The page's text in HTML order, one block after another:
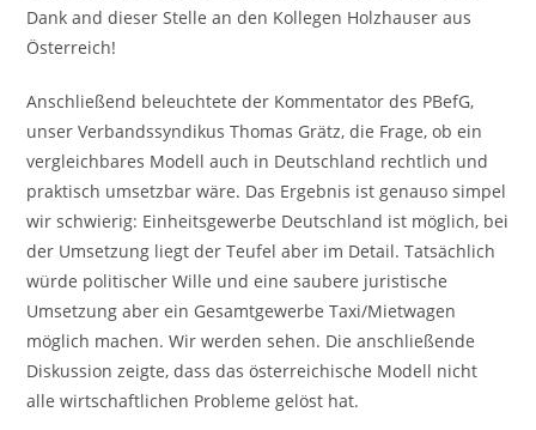
Dank and dieser Stelle an den Kollegen Holzhauser aus
Österreich!
Anschließend beleuchtete der Kommentator des PBefG,
unser Verbandssyndikus Thomas Grätz, die Frage, ob ein
vergleichbares Modell auch in Deutschland rechtlich und
praktisch umsetzbar wäre. Das Ergebnis ist genauso simpel
wir schwierig: Einheitsgewerbe Deutschland ist möglich, bei
der Umsetzung liegt der Teufel aber im Detail. Tatsächlich
würde politischer Wille und eine saubere juristische
Umsetzung aber ein Gesamtgewerbe Taxi/Mietwagen
möglich machen. Wir werden sehen. Die anschließende
Diskussion zeigte, dass das österreichische Modell nicht
alle wirtschaftlichen Probleme gelöst hat.